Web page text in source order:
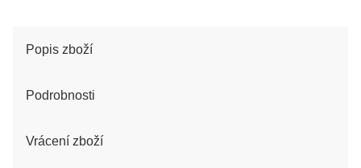
Popis zboží
Podrobnosti
Vrácení zboží